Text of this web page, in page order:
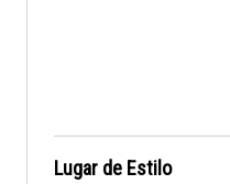
Lugar de Estilo